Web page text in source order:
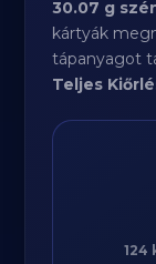
30.07 g
kártyák
tápanyagot
Teljes
124